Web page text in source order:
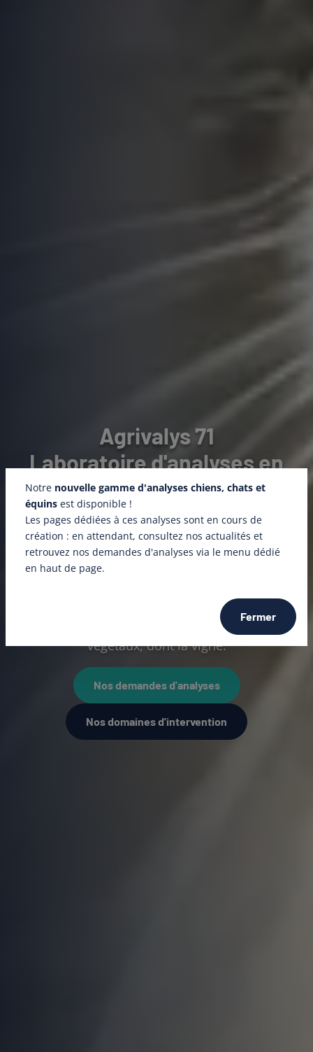
Agrivalys 71
Laboratoire d'analyses en
santé animale et végétale
en Saône-et-Loire
Agrivalys 71 est unlaboratoire
. Nous réalisons des
analyses pour les animaux d'élevage et les
végétaux, dont la vigne.
Nos demandes d'analyses
Nos domaines d'intervention
Notre nouvelle gamme d'analyses chiens, chats et
équins est disponible !
Les pages dédiées à ces analyses sont en cours de
création : en attendant, consultez nos actualités et
retrouvez nos demandes d'analyses via le menu dédié
en haut de page.
Fermer